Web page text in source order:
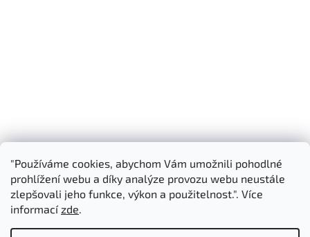
"Používáme cookies, abychom Vám umožnili pohodlné
prohlížení webu a díky analýze provozu webu neustále
zlepšovali jeho funkce, výkon a použitelnost.". Více
informacízde.
Shoptet.cz 3D Manufaktura s.r.o.